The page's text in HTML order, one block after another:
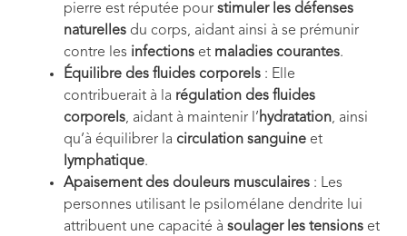
pierre est réputée pour stimuler les défenses
naturelles du corps, aidant ainsi à se prémunir
contre les infections et maladies courantes.
Équilibre des fluides corporels : Elle
contribuerait à la régulation des fluides
corporels, aidant à maintenir l’hydratation, ainsi
qu’à équilibrer la circulation sanguine et
lymphatique.
Apaisement des douleurs musculaires : Les
personnes utilisant le psilomélane dendrite lui
attribuent une capacité à soulager les tensions et